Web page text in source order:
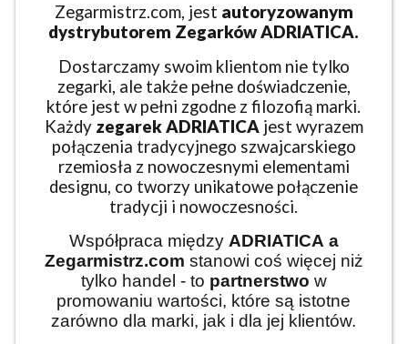
Zegarmistrz.com, jest autoryzowanym
dystrybutorem Zegarków ADRIATICA.
Dostarczamy swoim klientom nie tylko
zegarki, ale także pełne doświadczenie,
które jest w pełni zgodne z filozofią marki.
Każdy zegarek ADRIATICA jest wyrazem
połączenia tradycyjnego szwajcarskiego
rzemiosła z nowoczesnymi elementami
designu, co tworzy unikatowe połączenie
tradycji i nowoczesności.
Współpraca między ADRIATICA a
Zegarmistrz.com stanowi coś więcej niż
tylko handel - to partnerstwo w
promowaniu wartości, które są istotne
zarówno dla marki, jak i dla jej klientów.